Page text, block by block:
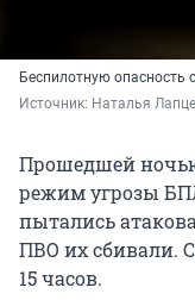
Беспилотную опасность
Источник: Наталья
Прошедшей
режим угрозы
пытались
ПВО их сбивали.
15 часов.